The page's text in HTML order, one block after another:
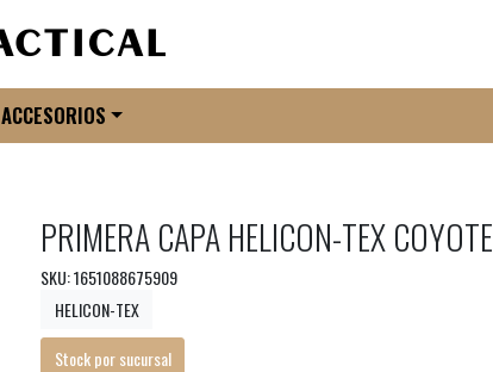
ACCESORIOS
PRIMERA CAPA HELICON-TEX COYOTE
SKU: 1651088675909
HELICON-TEX
Stock por sucursal